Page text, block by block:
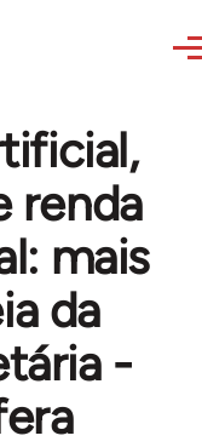
renda
mais
da
-